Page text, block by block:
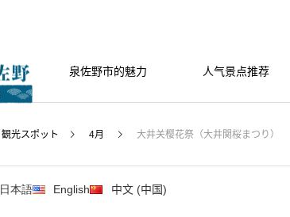
泉佐野市的魅力 人气景点推荐
観光スポット 4月 大井关樱花祭（大井関桜まつり）
日本語 English 中文 (中国)